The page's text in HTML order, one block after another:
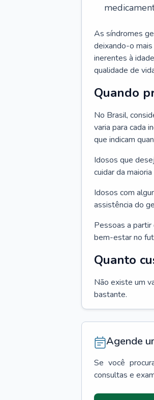
As síndromes
deixando-o
inerentes à
qualidade de
Quando
No Brasil,
varia para cada
que indicam
Idosos que
cuidar da
Idosos com
assistência do
Pessoas a
bem-estar no
Quanto
Não existe um
bastante.
Agende
Se você
consultas e